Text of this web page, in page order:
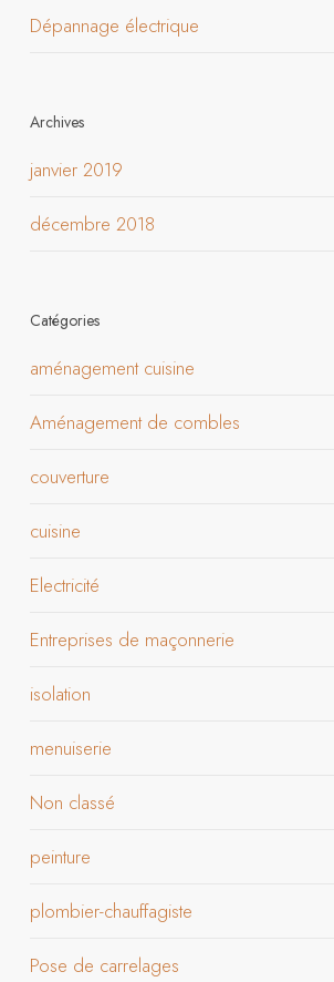
Dépannage électrique
Archives
janvier 2019
décembre 2018
Catégories
aménagement cuisine
Aménagement de combles
couverture
cuisine
Electricité
Entreprises de maçonnerie
isolation
menuiserie
Non classé
peinture
plombier-chauffagiste
Pose de carrelages